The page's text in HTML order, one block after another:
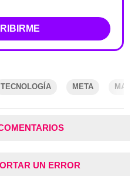
TECNOLOGÍA META
UN ERROR